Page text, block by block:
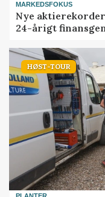
MARKEDSFOKUS
Nye
24-årigt
HØST-TOUR